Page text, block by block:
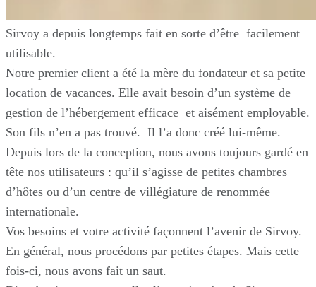
Sirvoy a depuis longtemps fait en sorte d’être facilement
utilisable.
Notre premier client a été la mère du fondateur et sa petite
location de vacances. Elle avait besoin d’un système de
gestion de l’hébergement efficace et aisément employable.
Son fils n’en a pas trouvé. Il l’a donc créé lui-même.
Depuis lors de la conception, nous avons toujours gardé en
tête nos utilisateurs : qu’il s’agisse de petites chambres
d’hôtes ou d’un centre de villégiature de renommée
internationale.
Vos besoins et votre activité façonnent l’avenir de Sirvoy.
En général, nous procédons par petites étapes. Mais cette
fois-ci, nous avons fait un saut.